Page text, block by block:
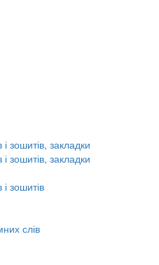
зошитів, закладки
зошитів, закладки
зошитів
слів